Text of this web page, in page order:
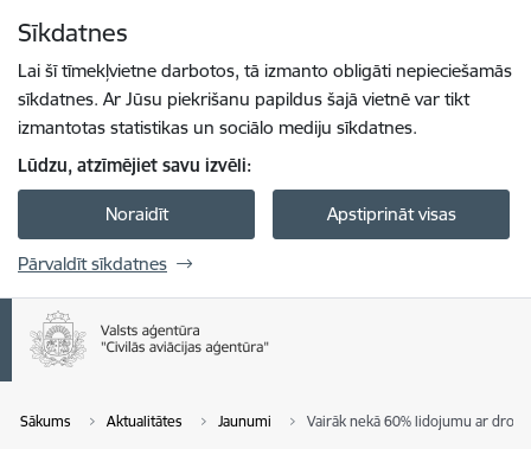
Sīkdatnes
Lai šī tīmekļvietne darbotos, tā izmanto obligāti nepieciešamās
sīkdatnes. Ar Jūsu piekrišanu papildus šajā vietnē var tikt
izmantotas statistikas un sociālo mediju sīkdatnes.
Lūdzu, atzīmējiet savu izvēli:
Noraidīt Apstiprināt visas
Pārvaldīt sīkdatnes
Sākums Aktualitātes Jaunumi Vairāk nekā 60% lidojumu ar